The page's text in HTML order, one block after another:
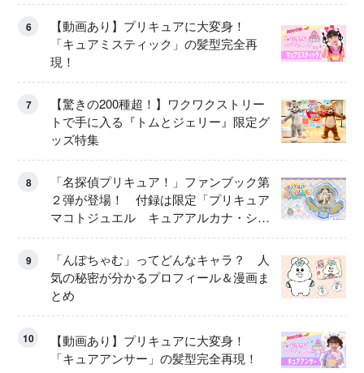
6
【動画あり】プリキュアに大変身！
「キュアミスティック」の髪型完全再
現！
7
【驚きの200種超！】ワクワクストリー
トで手に入る『トムとジェリー』限定グ
ッズ特集
8
「名探偵プリキュア！」ファンブック第
２弾が登場！ 付録は限定「プリキュア
マコトジュエル キュアアルカナ・シャ
ドウ アイスver.」 キュアエクレールを
大特集！
9
「んぽちゃむ」ってどんなキャラ？ 人
気の秘密が分かるプロフィール＆漫画ま
とめ
10
【動画あり】プリキュアに大変身！
「キュアアンサー」の髪型完全再現！